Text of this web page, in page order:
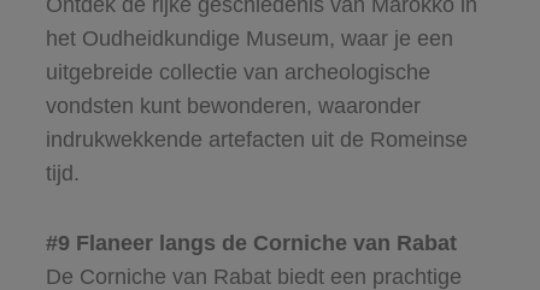
het Oudheidkundige Museum, waar je een
uitgebreide collectie van archeologische
vondsten kunt bewonderen, waaronder
indrukwekkende artefacten uit de Romeinse
tijd.
#9 Flaneer langs de Corniche van Rabat
De Corniche van Rabat biedt een prachtige